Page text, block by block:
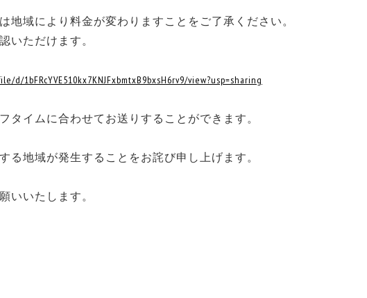
地域により料金が変わりますことをご了承ください。
いただけます。
d/1bFRcYVE510kx7KNJFxbmtxB9bxsH6rv9/view?usp=sharing
タイムに合わせてお送りすることができます。
る地域が発生することをお詫び申し上げます。
いいたします。